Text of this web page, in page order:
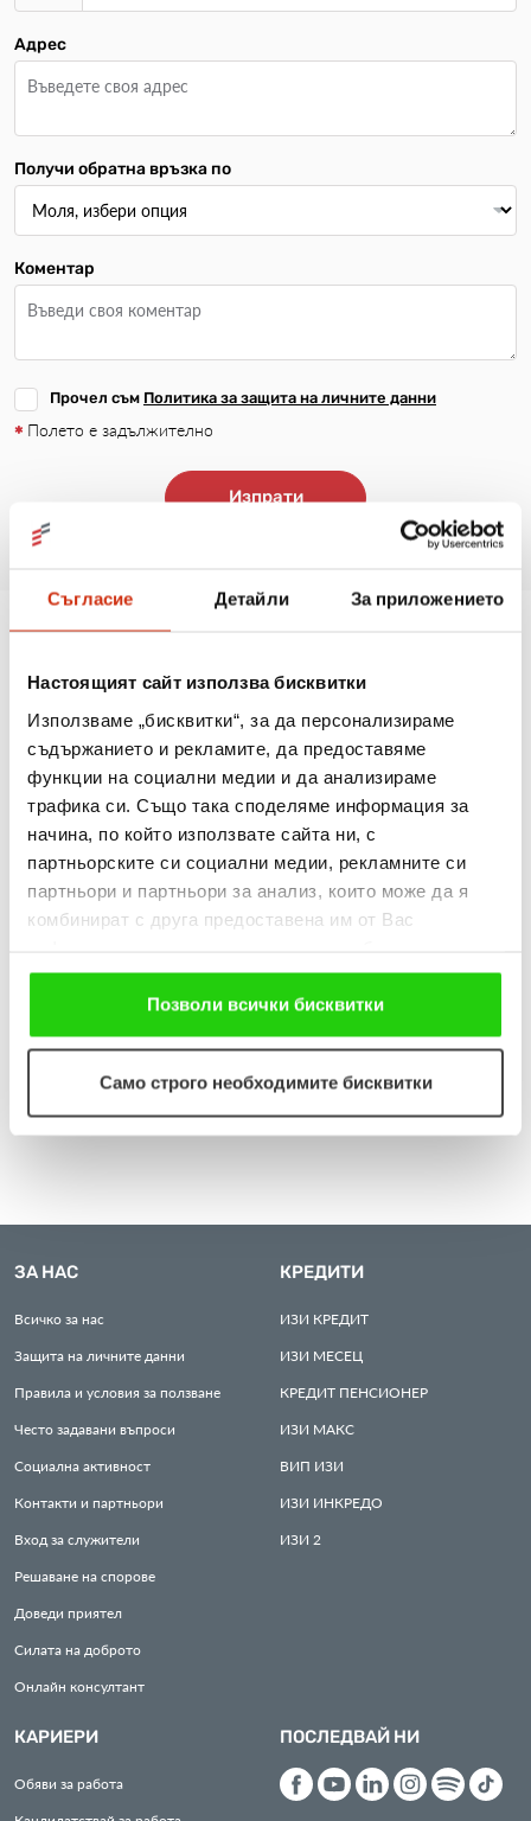
Съгласие Детайли За приложението
Настоящият сайт използва бисквитки
Използваме „бисквитки“, за да персонализираме
съдържанието и рекламите, да предоставяме
функции на социални медии и да анализираме
трафика си. Също така споделяме информация за
начина, по който използвате сайта ни, с
партньорските си социални медии, рекламните си
партньори и партньори за анализ, които може да я
комбинират с друга предоставена им от Вас
ползването от Ваша страна на услугите им. Ако
продължавате да използвате нашия уебсайт, Вие се
съгласявате с нашите "бисквитки".
Позволи всички бисквитки
Само строго необходимите бисквитки
Адрес
Получи обратна връзка по
Коментар
Прочел съмПолитика за защита на личните данни
Полето е задължително
Изпрати
Адрес за кореспонденция
гр. София 1324, ж.к. "Люлин" бул. "Джавахарлал Неру" 28
офис 40-46
customer@easycredit.bg
Информация за компанията
Маджиров и Галин Тодоров
0700 18 100*
Достъпен за цялата страна без допълнително заплащане
ЗА НАС
Всичко за нас
Защита на личните данни
Правила и условия за ползване
Често задавани въпроси
Социална активност
Контакти и партньори
Вход за служители
Решаване на спорове
Доведи приятел
Силата на доброто
Онлайн консултант
КРЕДИТИ
ИЗИ КРЕДИТ
ИЗИ МЕСЕЦ
КРЕДИТ ПЕНСИОНЕР
ИЗИ МАКС
ВИП ИЗИ
ИЗИ ИНКРЕДО
ИЗИ 2
КАРИЕРИ
Обяви за работа
ПОСЛЕДВАЙ НИ